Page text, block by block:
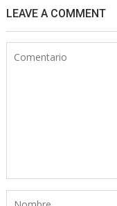
LEAVE A COMMENT